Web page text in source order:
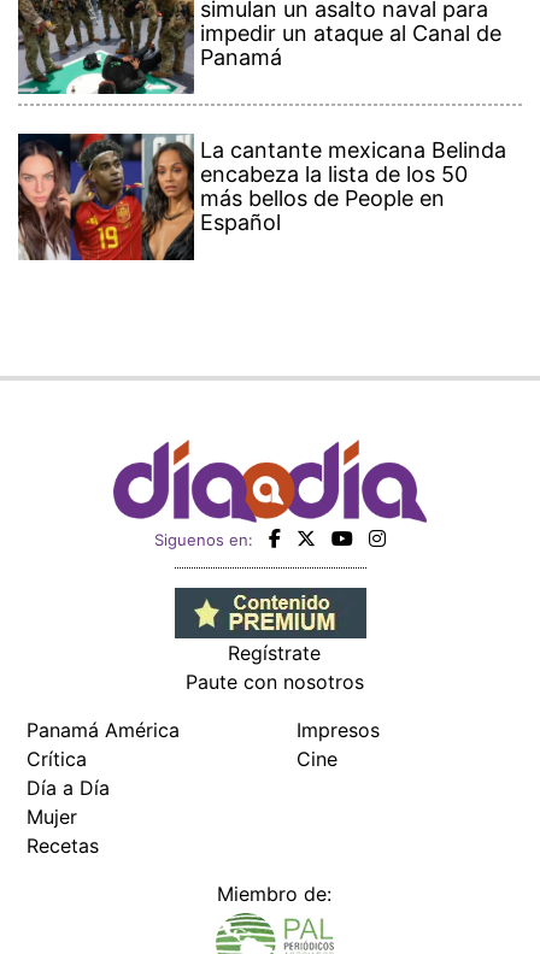
simulan un asalto naval para
impedir un ataque al Canal de
Panamá
La cantante mexicana Belinda
encabeza la lista de los 50
más bellos de People en
Español
Siguenos en:
Regístrate
Paute con nosotros
Panamá América
Crítica
Día a Día
Mujer
Recetas
Impresos
Cine
Miembro de: